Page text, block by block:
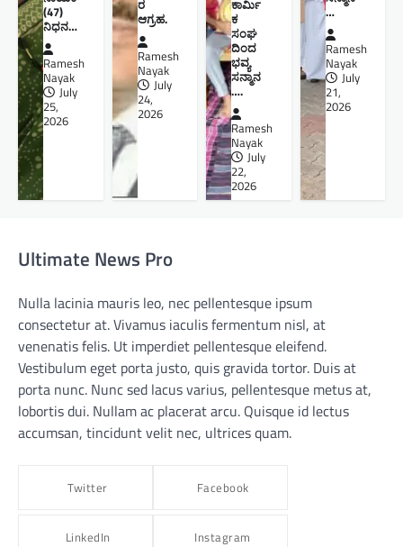
(47)
ನಿಧನ…
Ramesh
Nayak
July
25,
2026
ರ
ಆಗ್ರಹ.
Ramesh
Nayak
July
24,
2026
ಕಾರ್ಮಿ
ಕ
ಸಂಘ
ದಿಂದ
ಭವ್ಯ
ಸನ್ಮಾನ
….
Ramesh
Nayak
July
22,
2026
…
Ramesh
Nayak
July
21,
2026
Ultimate News Pro
Nulla lacinia mauris leo, nec pellentesque ipsum
consectetur at. Vivamus iaculis fermentum nisl, at
venenatis felis. Ut imperdiet pellentesque eleifend.
Vestibulum eget porta justo, quis gravida tortor. Duis at
porta nunc. Nunc sed lacus varius, pellentesque metus at,
lobortis dui. Nullam ac placerat arcu. Quisque id lectus
accumsan, tincidunt velit nec, ultrices quam.
Twitter Facebook
LinkedIn Instagram